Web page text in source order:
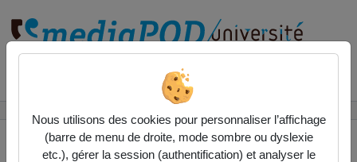
Nous utilisons des cookies pour personnaliser l’affichage
(barre de menu de droite, mode sombre ou dyslexie
etc.), gérer la session (authentification) et analyser le